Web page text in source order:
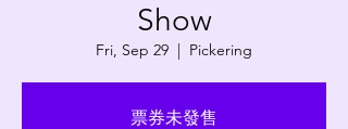
Show
Fri, Sep 29
  |
Pickering
票券未發售